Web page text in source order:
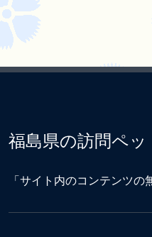
福島県の訪問ペッ
「サイト内のコンテンツの